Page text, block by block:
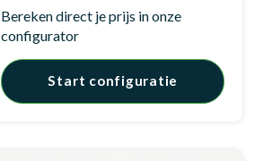
Bereken direct je prijs in onze
configurator
Start configuratie